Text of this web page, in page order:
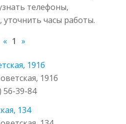
телефоны,
часы работы.
« 1 »
191б
191б
56-39-84
134